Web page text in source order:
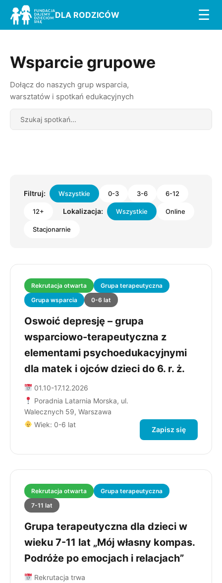
DLA RODZICÓW ☰
Wsparcie grupowe
Dołącz do naszych grup wsparcia,
warsztatów i spotkań edukacyjnych
Search
Filtruj: Wszystkie 0-3 3-6 6-12
12+ Lokalizacja: Wszystkie Online
Stacjonarnie
Rekrutacja otwarta
Grupa terapeutyczna
Grupa wsparcia
0-6 lat
Oswoić depresję – grupa
wsparciowo-terapeutyczna z
elementami psychoedukacyjnymi
dla matek i ojców dzieci do 6. r. ż.
01.10-17.12.2026
Poradnia Latarnia Morska, ul.
Walecznych 59, Warszawa
Wiek: 0-6 lat
Zapisz się
Rekrutacja otwarta
Grupa terapeutyczna
7-11 lat
Grupa terapeutyczna dla dzieci w
wieku 7-11 lat „Mój własny kompas.
Podróże po emocjach i relacjach”
Rekrutacja trwa